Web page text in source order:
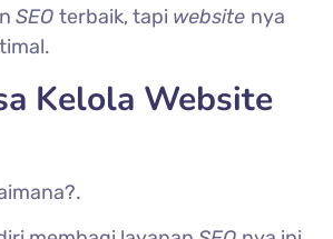
SEOterbaik, tapi website nya
Kelola Website